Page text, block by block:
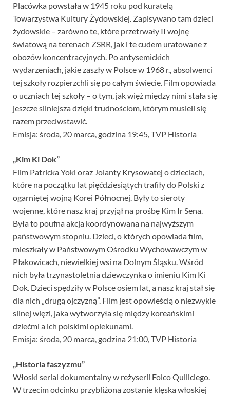
Placówka powstała w 1945 roku pod kuratelą
Towarzystwa Kultury Żydowskiej. Zapisywano tam dzieci
żydowskie – zarówno te, które przetrwały II wojnę
światową na terenach ZSRR, jak i te cudem uratowane z
obozów koncentracyjnych. Po antysemickich
wydarzeniach, jakie zaszły w Polsce w 1968 r., absolwenci
tej szkoły rozpierzchli się po całym świecie. Film opowiada
o uczniach tej szkoły – o tym, jak więź między nimi stała się
jeszcze silniejsza dzięki trudnościom, którym musieli się
razem przeciwstawić.
Emisja: środa, 20 marca, godzina 19:45, TVP Historia
„Kim Ki Dok”
Film Patricka Yoki oraz Jolanty Krysowatej o dzieciach,
które na początku lat pięćdziesiątych trafiły do Polski z
ogarniętej wojną Korei Północnej. Były to sieroty
wojenne, które nasz kraj przyjął na prośbę Kim Ir Sena.
Była to poufna akcja koordynowana na najwyższym
państwowym stopniu. Dzieci, o których opowiada film,
mieszkały w Państwowym Ośrodku Wychowawczym w
Płakowicach, niewielkiej wsi na Dolnym Śląsku. Wśród
nich była trzynastoletnia dziewczynka o imieniu Kim Ki
Dok. Dzieci spędziły w Polsce osiem lat, a nasz kraj stał się
dla nich „drugą ojczyzną”. Film jest opowieścią o niezwykle
silnej więzi, jaka wytworzyła się między koreańskimi
dziećmi a ich polskimi opiekunami.
Emisja: środa, 20 marca, godzina 21:00, TVP Historia
„Historia faszyzmu”
Włoski serial dokumentalny w reżyserii Folco Quiliciego.
W trzecim odcinku przybliżona zostanie klęska włoskiej